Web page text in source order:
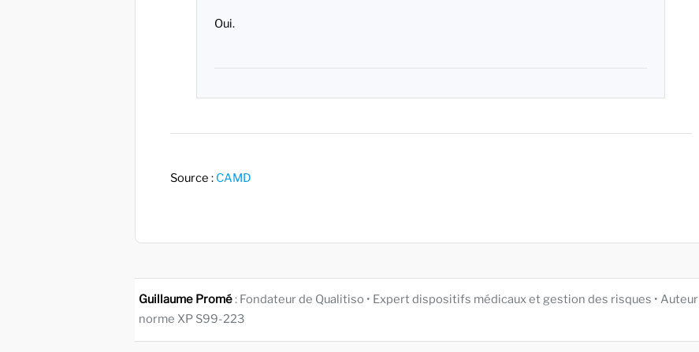
Oui.
Source : CAMD
Guillaume Promé: Fondateur de Qualitiso • Expert dispositifs médicaux et gestion des risques • Auteur
norme XP S99-223